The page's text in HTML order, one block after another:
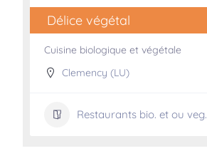
Délice végétal
Cuisine biologique et végétale
Clemency (LU)
Restaurants bio. et ou veg.